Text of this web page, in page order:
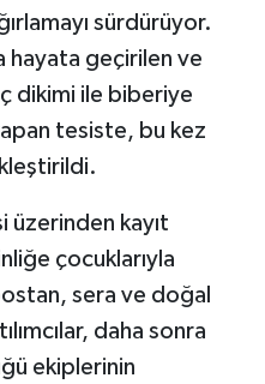
sürdürüyor.
hayata geçirilen ve
dikimi ile biberiye
tesiste, bu kez
üzerinden kayıt
çocuklarıyla
sera ve doğal
daha sonra
ekiplerinin